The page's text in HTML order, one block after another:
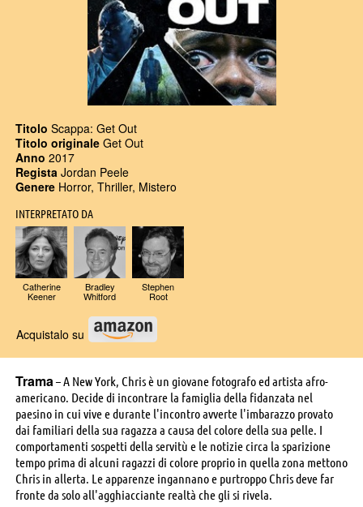
Titolo Scappa: Get Out
Titolo originale Get Out
Anno 2017
Regista Jordan Peele
Genere Horror, Thriller, Mistero
INTERPRETATO DA
Catherine
Keener
Bradley
Whitford
Stephen
Root
Acquistalo su
Trama – A New York, Chris è un giovane fotografo ed artista afro-
americano. Decide di incontrare la famiglia della fidanzata nel
paesino in cui vive e durante l'incontro avverte l'imbarazzo provato
dai familiari della sua ragazza a causa del colore della sua pelle. I
comportamenti sospetti della servitù e le notizie circa la sparizione
tempo prima di alcuni ragazzi di colore proprio in quella zona mettono
Chris in allerta. Le apparenze ingannano e purtroppo Chris deve far
fronte da solo all'agghiacciante realtà che gli si rivela.